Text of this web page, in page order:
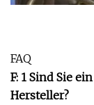
FAQ
F: 1 Sind Sie
Hersteller?